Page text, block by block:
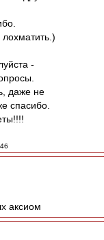
-
даже не
спасибо.
аксиом